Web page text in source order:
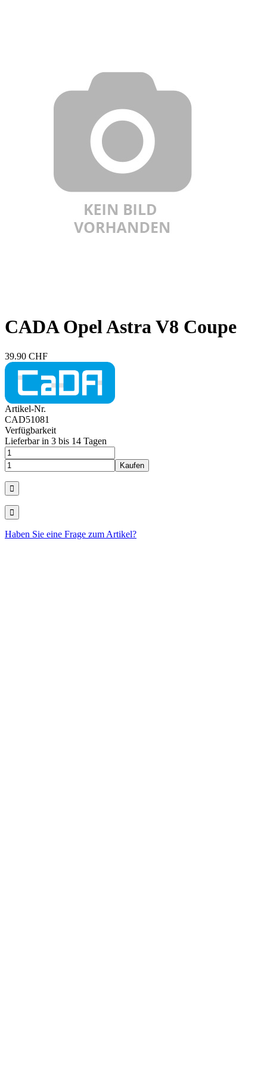
CADA Opel Astra V8 Coupe
39.90 CHF
Artikel-Nr.
CAD51081
Verfügbarkeit
Lieferbar in 3 bis 14 Tagen
Haben Sie eine Frage zum Artikel?